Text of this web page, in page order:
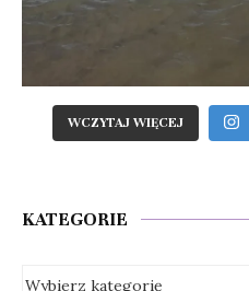
WCZYTAJ WIĘCEJ
KATEGORIE